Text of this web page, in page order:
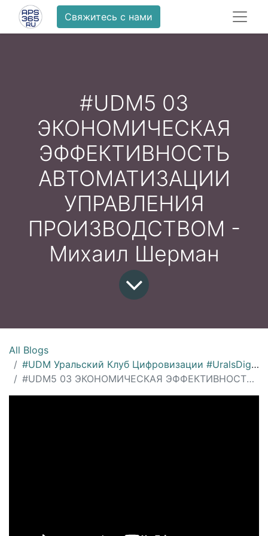
Свяжитесь с нами
#UDM5 03
ЭКОНОМИЧЕСКАЯ
ЭФФЕКТИВНОСТЬ
АВТОМАТИЗАЦИИ
УПРАВЛЕНИЯ
ПРОИЗВОДСТВОМ -
Михаил Шерман
All Blogs
#UDM Уральский Клуб Цифровизации #UralsDigitalMachinery
#UDM5 03 ЭКОНОМИЧЕСКАЯ ЭФФЕКТИВНОСТЬ АВТОМАТИЗАЦИИ УПРАВЛЕНИЯ ПРОИЗВОДСТВОМ - Михаил Шерман